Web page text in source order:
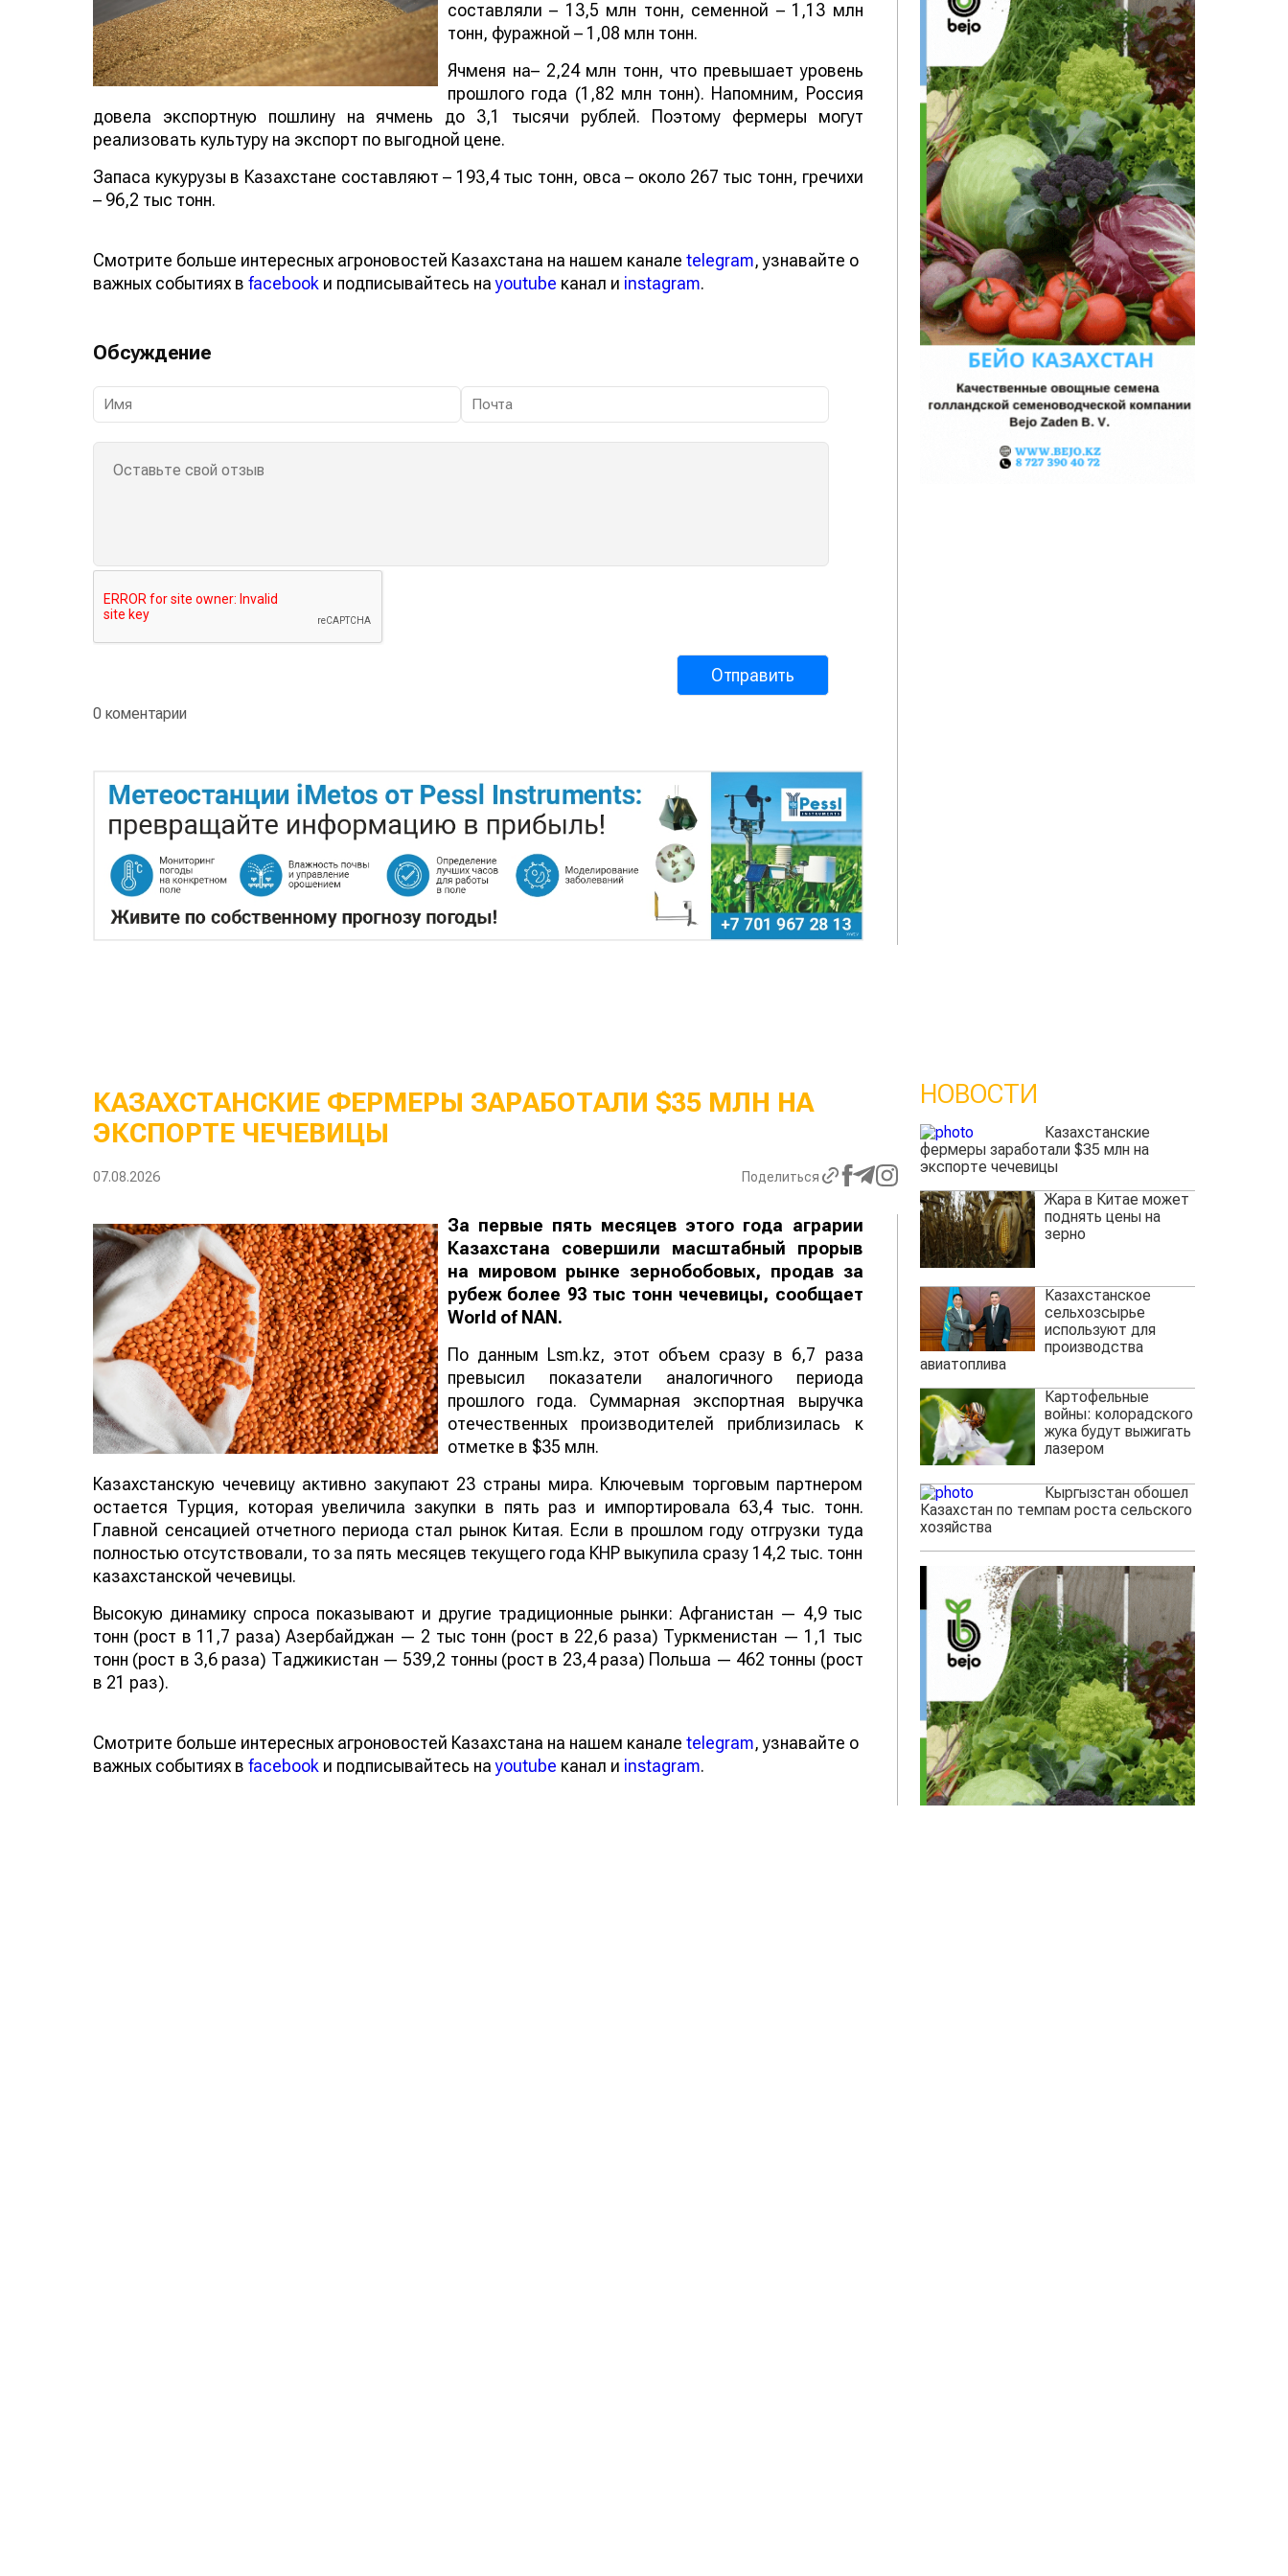
составляли – 13,5 млн тонн, семенной – 1,13 млн
тонн, фуражной – 1,08 млн тонн.
Ячменя на– 2,24 млн тонн, что превышает уровень
прошлого года (1,82 млн тонн). Напомним, Россия
довела экспортную пошлину на ячмень до 3,1 тысячи рублей. Поэтому фермеры могут
реализовать культуру на экспорт по выгодной цене.
Запаса кукурузы в Казахстане составляют – 193,4 тыс тонн, овса – около 267 тыс тонн, гречихи
– 96,2 тыс тонн.
Смотрите больше интересных агроновостей Казахстана на нашем канале telegram, узнавайте о
важных событиях в facebook и подписывайтесь наyoutube канал и instagram.
Обсуждение
0 коментарии
КАЗАХСТАНСКИЕ ФЕРМЕРЫ ЗАРАБОТАЛИ $35 МЛН НА
ЭКСПОРТЕ ЧЕЧЕВИЦЫ
07.08.2026 Поделиться
За первые пять месяцев этого года аграрии
Казахстана совершили масштабный прорыв
на мировом рынке зернобобовых, продав за
рубеж более 93 тыс тонн чечевицы, сообщает
World of NAN .
По данным Lsm.kz, этот объем сразу в 6,7 раза
превысил показатели аналогичного периода
прошлого года. Суммарная экспортная выручка
отечественных производителей приблизилась к
отметке в $35 млн.
Казахстанскую чечевицу активно закупают 23 страны мира. Ключевым торговым партнером
остается Турция, которая увеличила закупки в пять раз и импортировала 63,4 тыс. тонн.
Главной сенсацией отчетного периода стал рынок Китая. Если в прошлом году отгрузки туда
полностью отсутствовали, то за пять месяцев текущего года КНР выкупила сразу 14,2 тыс. тонн
казахстанской чечевицы.
Высокую динамику спроса показывают и другие традиционные рынки: Афганистан — 4,9 тыс
тонн (рост в 11,7 раза) Азербайджан — 2 тыс тонн (рост в 22,6 раза) Туркменистан — 1,1 тыс
тонн (рост в 3,6 раза) Таджикистан — 539,2 тонны (рост в 23,4 раза) Польша — 462 тонны (рост
в 21 раз).
Смотрите больше интересных агроновостей Казахстана на нашем канале telegram, узнавайте о
важных событиях в facebook и подписывайтесь наyoutube канал и instagram.
НОВОСТИ
Казахстанские
фермеры заработали $35 млн на
экспорте чечевицы
Жара в Китае может
поднять цены на
зерно
Казахстанское
сельхозсырье
используют для
производства
авиатоплива
Картофельные
войны: колорадского
жука будут выжигать
лазером
Кыргызстан обошел
Казахстан по темпам роста сельского
хозяйства